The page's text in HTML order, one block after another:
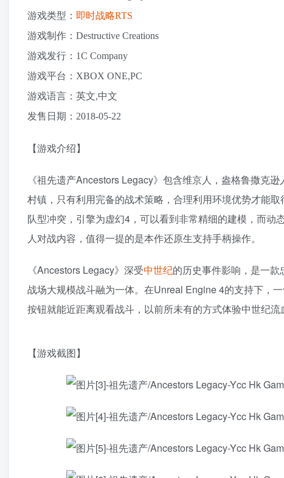
游戏类型： 即时战略RTS
游戏制作：Destructive Creations
游戏发行：1C Company
游戏平台：XBOX ONE,PC
游戏语言：英文,中文
发售日期：2018-05-22
【游戏介绍】
《祖先遗产Ancestors Legacy》包含维京人，盎格鲁撒克
村镇，只有利用完备的战术策略，合理利用环境优势才能
队型冲突，引擎为虚幻4，可以看到非常精细的建模，而
人对战内容，值得一提的是本作还原生支持手柄操作。
《Ancestors Legacy》深受中世纪的历史事件影响，是一
战场大规模战斗融为一体。在Unreal Engine 4的支持下，
按钮就能近距离观看战斗，以前所未有的方式体验中世纪流
【游戏截图】